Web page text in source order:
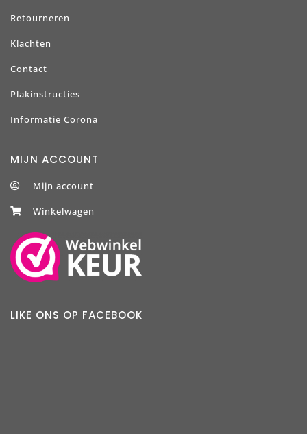
Retourneren
Klachten
Contact
Plakinstructies
Informatie Corona
MIJN ACCOUNT
Mijn account
Winkelwagen
LIKE ONS OP FACEBOOK